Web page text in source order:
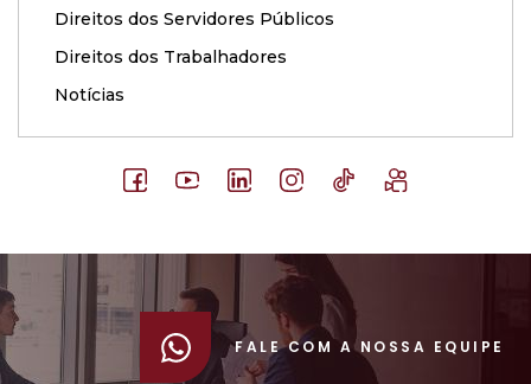
Direitos dos Servidores Públicos
Direitos dos Trabalhadores
Notícias
FALE COM A NOSSA EQUIPE